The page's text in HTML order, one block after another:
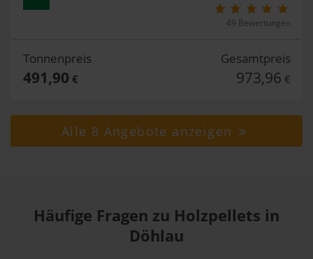
49 Bewertungen
Tonnenpreis
491,90 €
Gesamtpreis
973,96 €
Alle 8 Angebote anzeigen
Häufige Fragen zu Holzpellets in
Döhlau